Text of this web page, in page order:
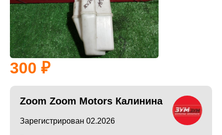
300
Zoom Zoom Motors Калинина
Зарегистрирован 02.2026